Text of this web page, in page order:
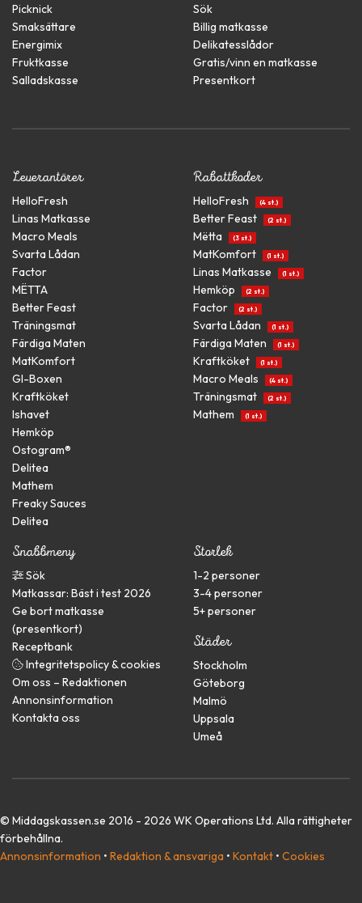
Picknick
Smaksättare
Energimix
Fruktkasse
Salladskasse
Sök
Billig matkasse
Delikatesslådor
Gratis/vinn en matkasse
Presentkort
Leverantörer
HelloFresh
Linas Matkasse
Macro Meals
Svarta Lådan
Factor
MËTTA
Better Feast
Träningsmat
Färdiga Maten
MatKomfort
GI-Boxen
Kraftköket
Ishavet
Hemköp
Ostogram®
Delitea
Mathem
Freaky Sauces
Delitea
Rabattkoder
HelloFresh (4 st.)
Better Feast (2 st.)
Mëtta (3 st.)
MatKomfort (1 st.)
Linas Matkasse (1 st.)
Hemköp (2 st.)
Factor (2 st.)
Svarta Lådan (1 st.)
Färdiga Maten (1 st.)
Kraftköket (1 st.)
Macro Meals (4 st.)
Träningsmat (2 st.)
Mathem (1 st.)
Snabbmeny
Sök
Matkassar: Bäst i test 2026
Ge bort matkasse
(presentkort)
Receptbank
Integritetspolicy & cookies
Om oss – Redaktionen
Annonsinformation
Kontakta oss
Storlek
1-2 personer
3-4 personer
5+ personer
Städer
Stockholm
Göteborg
Malmö
Uppsala
Umeå
© Middagskassen.se 2016 - 2026 WK Operations Ltd. Alla rättigheter
förbehållna.
Annonsinformation • Redaktion & ansvariga • Kontakt • Cookies